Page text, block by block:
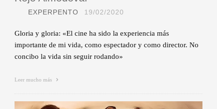
EXPERPENTO 19/02/2020
Gloria y gloria: «El cine ha sido la experiencia más
importante de mi vida, como espectador y como director. No
concibo la vida sin seguir rodando»
Leer mucho más